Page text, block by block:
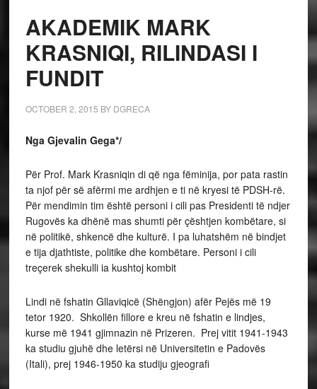
AKADEMIK MARK
KRASNIQI, RILINDASI I
FUNDIT
OCTOBER 2, 2015 BY DGRECA
Nga Gjevalin Gega*/
Për Prof. Mark Krasniqin di që nga fëminija, por pata rastin
ta njof për së afërmi me ardhjen e ti në kryesi të PDSH-rë.
Për mendimin tim është personi i cili pas Presidenti të ndjer
Rugovës ka dhënë mas shumti për çështjen kombëtare, si
në politikë, shkencë dhe kulturë. I pa luhatshëm në bindjet
e tija djathtiste, politike dhe kombëtare. Personi i cili
treçerek shekulli ia kushtoj kombit
Lindi në fshatin Gllaviqicë (Shëngjon) afër Pejës më 19
tetor 1920. Shkollën fillore e kreu në fshatin e lindjes,
kurse më 1941 gjimnazin në Prizeren. Prej vitit 1941-1943
ka studiu gjuhë dhe letërsi në Universitetin e Padovës
(Itali), prej 1946-1950 ka studiju gjeografi